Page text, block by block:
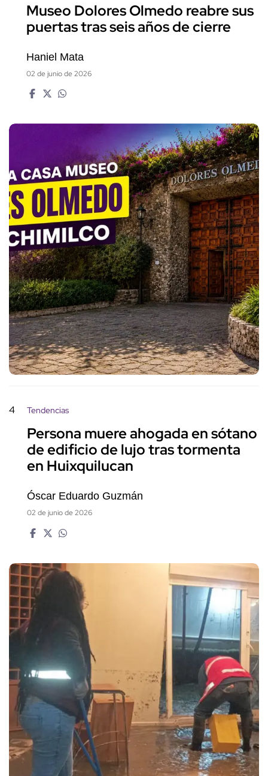
Museo Dolores Olmedo reabre sus
puertas tras seis años de cierre
Haniel Mata
02 de junio de 2026
4 Tendencias
Persona muere ahogada en sótano
de edificio de lujo tras tormenta
en Huixquilucan
Óscar Eduardo Guzmán
02 de junio de 2026